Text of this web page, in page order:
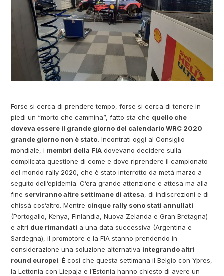
Forse si cerca di prendere tempo, forse si cerca di tenere in
piedi un “morto che cammina”, fatto sta che quello che
doveva essere il grande giorno del calendario WRC 2020
grande giorno non è stato. Incontrati oggi al Consiglio
mondiale, i membri della FIA dovevano decidere sulla
complicata questione di come e dove riprendere il campionato
del mondo rally 2020, che è stato interrotto da metà marzo a
seguito dell’epidemia. C’era grande attenzione e attesa ma alla
fine serviranno altre settimane di attesa, di indiscrezioni e di
chissà cos’altro. Mentre cinque rally sono stati annullati
(Portogallo, Kenya, Finlandia, Nuova Zelanda e Gran Bretagna)
e altri due rimandati a una data successiva (Argentina e
Sardegna), il promotore e la FIA stanno prendendo in
considerazione una soluzione alternativa integrando altri
round europei. È così che questa settimana il Belgio con Ypres,
la Lettonia con Liepaja e l’Estonia hanno chiesto di avere un